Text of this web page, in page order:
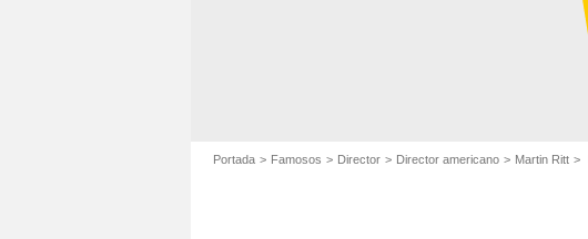
Portada Famosos Director Director americano Martin Ritt